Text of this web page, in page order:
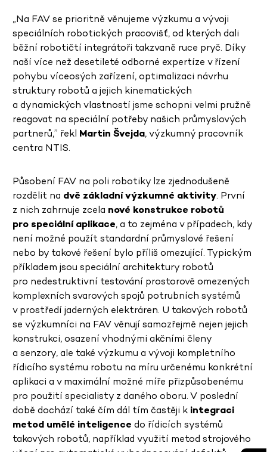
„Na FAV se prioritně věnujeme výzkumu a vývoji
speciálních robotických pracovišť, od kterých dali
běžní robotičtí integrátoři takzvaně ruce pryč. Díky
naší více než desetileté odborné expertíze v řízení
pohybu víceosých zařízení, optimalizaci návrhu
struktury robotů a jejich kinematických
a dynamických vlastností jsme schopni velmi pružně
reagovat na speciální potřeby našich průmyslových
partnerů,” řekl Martin Švejda, výzkumný pracovník
centra NTIS.
Působení FAV na poli robotiky lze zjednodušeně
rozdělit na dvě základní výzkumné aktivity. První
z nich zahrnuje zcela nové konstrukce robotů
pro speciální aplikace, a to zejména v případech, kdy
není možné použít standardní průmyslové řešení
nebo by takové řešení bylo příliš omezující. Typickým
příkladem jsou speciální architektury robotů
pro nedestruktivní testování prostorově omezených
komplexních svarových spojů potrubních systémů
v prostředí jaderných elektráren. U takových robotů
se výzkumníci na FAV věnují samozřejmě nejen jejich
konstrukci, osazení vhodnými akčními členy
a senzory, ale také výzkumu a vývoji kompletního
řídicího systému robotu na míru určenému konkrétní
aplikaci a v maximální možné míře přizpůsobenému
pro použití specialisty z daného oboru. V poslední
době dochází také čím dál tím častěji k integraci
metod umělé inteligence do řídicích systémů
takových robotů, například využití metod strojového